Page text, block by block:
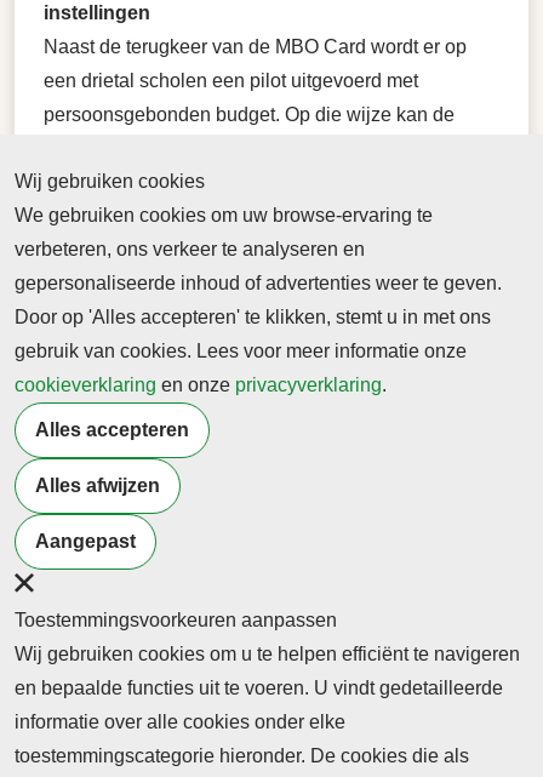
instellingen
Naast de terugkeer van de MBO Card wordt er op
een drietal scholen een pilot uitgevoerd met
persoonsgebonden budget. Op die wijze kan de
activiteiten ondernemen die met de MBO Card
worden betaald. Dat kan dus zowel onder schooltijd
als in de vrije tijd zijn, afhankelijk van de keuze die
de school en docent daarin maakt.
Terug naar nieuwsoverzicht
Meer artikelen van
Burgerschap
Wij gebruiken cookies
We gebruiken cookies om uw browse-ervaring te
verbeteren, ons verkeer te analyseren en
gepersonaliseerde inhoud of advertenties weer te geven.
Door op 'Alles accepteren' te klikken, stemt u in met ons
gebruik van cookies. Lees voor meer informatie onze
cookieverklaring en onze privacyverklaring.
Alles accepteren
Alles afwijzen
Aangepast
Toestemmingsvoorkeuren aanpassen
Wij gebruiken cookies om u te helpen efficiënt te navigeren
en bepaalde functies uit te voeren. U vindt gedetailleerde
informatie over alle cookies onder elke
toestemmingscategorie hieronder. De cookies die als